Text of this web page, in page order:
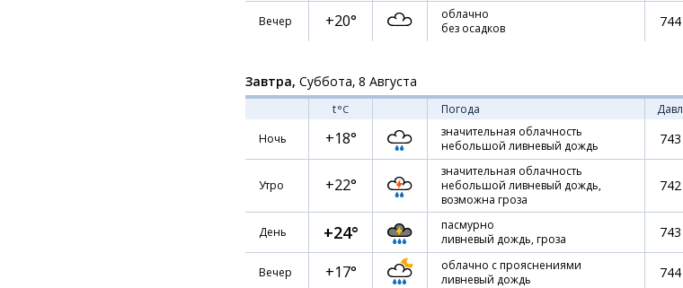
Вечер +20°
облачно
без осадков
744
Завтра, Суббота, 8 Августа
t°C Погода Давл
Ночь
+18°
значительная облачность
небольшой ливневый дождь
743
Утро +22°
значительная облачность
небольшой ливневый дождь,
возможна гроза
742
День +24°
пасмурно
ливневый дождь, гроза
743
Вечер +17°
облачно с прояснениями
ливневый дождь
744